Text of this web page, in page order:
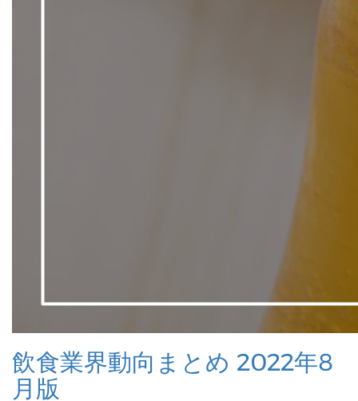
飲食業界動向まとめ 2022年8
月版